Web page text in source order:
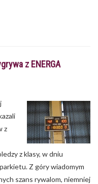
z ENERGA
z
z klasy, w dniu
Z góry wiadomym
szans rywalom, niemniej